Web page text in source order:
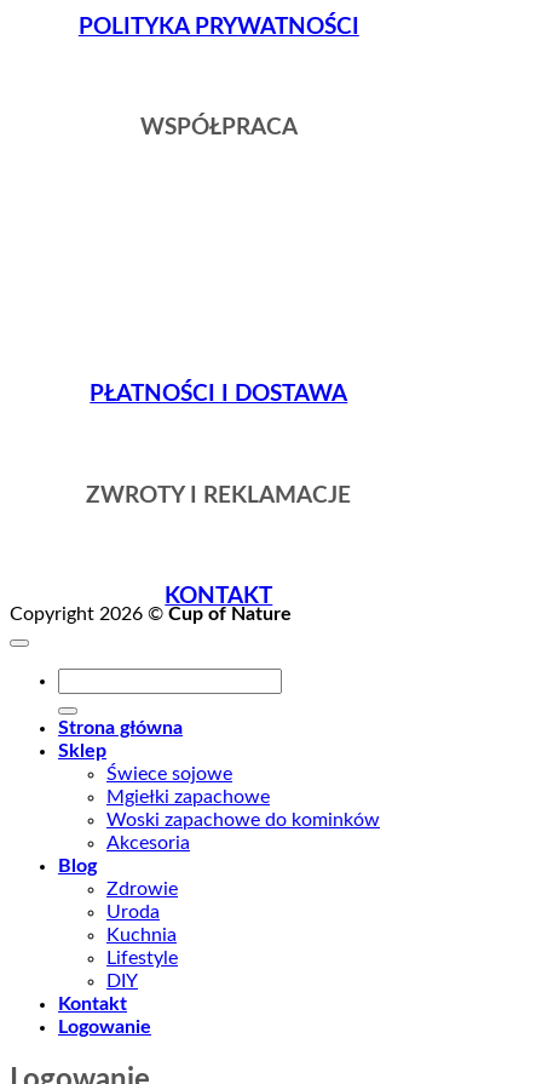
POLITYKA PRYWATNOŚCI
WSPÓŁPRACA
PŁATNOŚCI I DOSTAWA
ZWROTY I REKLAMACJE
KONTAKT
Copyright 2026 © Cup of Nature
Strona główna
Sklep
Świece sojowe
Mgiełki zapachowe
Woski zapachowe do kominków
Akcesoria
Blog
Zdrowie
Uroda
Kuchnia
Lifestyle
DIY
Kontakt
Logowanie